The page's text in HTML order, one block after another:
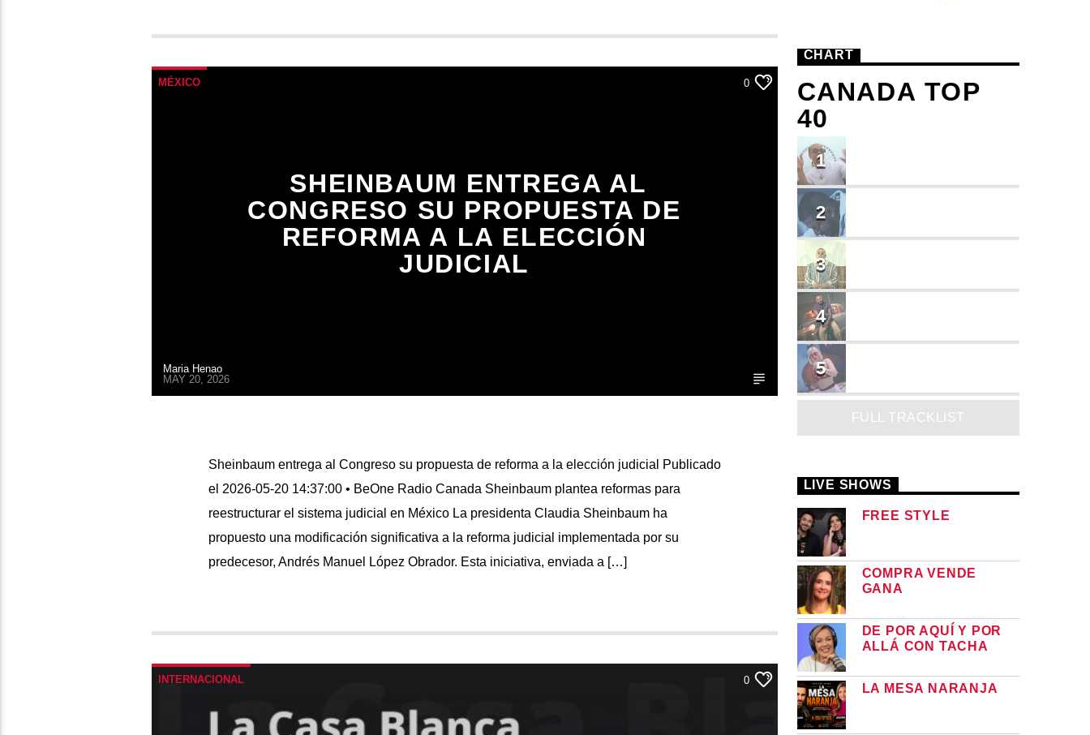
MÉXICO 0
SHEINBAUM ENTREGA AL
CONGRESO SU PROPUESTA DE
REFORMA A LA ELECCIÓN
JUDICIAL
Maria Henao
MAY 20, 2026
Sheinbaum entrega al Congreso su propuesta de reforma a la elección judicial Publicado
el 2026-05-20 14:37:00 • BeOne Radio Canada Sheinbaum plantea reformas para
reestructurar el sistema judicial en México La presidenta Claudia Sheinbaum ha
propuesto una modificación significativa a la reforma judicial implementada por su
predecesor, Andrés Manuel López Obrador. Esta iniciativa, enviada a […]
INTERNACIONAL 0
CHART
CANADA TOP
40
1
2
3
4
5
FULL TRACKLIST
LIVE SHOWS
FREE STYLE
COMPRA VENDE
GANA
DE POR AQUÍ Y POR
ALLÁ CON TACHA
LA MESA NARANJA